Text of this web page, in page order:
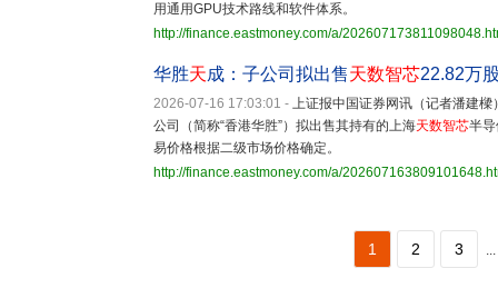
用通用GPU技术路线和软件体系。
http://finance.eastmoney.com/a/
华胜天成：子公司拟出售天数智芯22.82万
2026-07-16 17:03:01 - 上证报中国证券网讯（记者潘建
公司（简称“香港华胜”）拟出售其持有的上海天数智芯半导
易价格根据二级市场价格确定。
http://finance.eastmoney.com/a/
1 2 3 ...